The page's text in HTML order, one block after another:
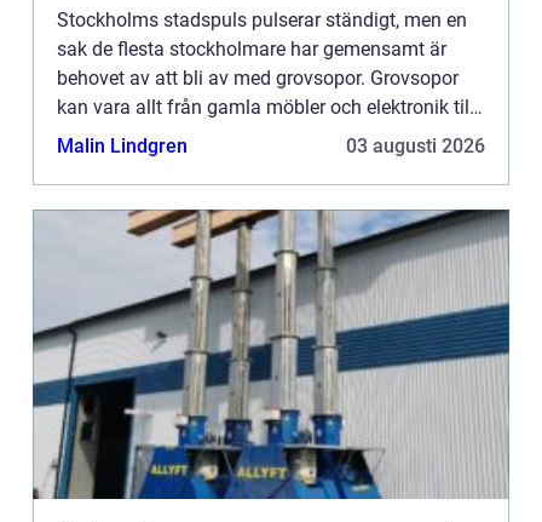
Stockholms stadspuls pulserar ständigt, men en
sak de flesta stockholmare har gemensamt är
behovet av att bli av med grovsopor. Grovsopor
kan vara allt från gamla möbler och elektronik till
byggavfall och diverse skrymmande avfal...
Malin Lindgren 03 augusti 2026